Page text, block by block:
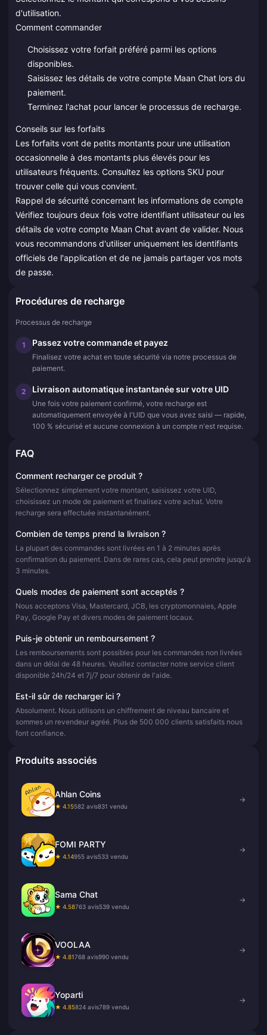
d'utilisation.
Comment commander
Choisissez votre forfait préféré parmi les options
disponibles.
Saisissez les détails de votre compte Maan Chat lors du
paiement.
Terminez l'achat pour lancer le processus de recharge.
Conseils sur les forfaits
Les forfaits vont de petits montants pour une utilisation
occasionnelle à des montants plus élevés pour les
utilisateurs fréquents. Consultez les options SKU pour
trouver celle qui vous convient.
Rappel de sécurité concernant les informations de compte
Vérifiez toujours deux fois votre identifiant utilisateur ou les
détails de votre compte Maan Chat avant de valider. Nous
vous recommandons d'utiliser uniquement les identifiants
officiels de l'application et de ne jamais partager vos mots
de passe.
Procédures de recharge
Processus de recharge
1 Passez votre commande et payez
Finalisez votre achat en toute sécurité via notre processus de
paiement.
2 Livraison automatique instantanée sur votre UID
Une fois votre paiement confirmé, votre recharge est
automatiquement envoyée à l'UID que vous avez saisi — rapide,
100 % sécurisé et aucune connexion à un compte n'est requise.
FAQ
Comment recharger ce produit ?
Sélectionnez simplement votre montant, saisissez votre UID,
choisissez un mode de paiement et finalisez votre achat. Votre
recharge sera effectuée instantanément.
Combien de temps prend la livraison ?
La plupart des commandes sont livrées en 1 à 2 minutes après
confirmation du paiement. Dans de rares cas, cela peut prendre jusqu'à
3 minutes.
Quels modes de paiement sont acceptés ?
Nous acceptons Visa, Mastercard, JCB, les cryptomonnaies, Apple
Pay, Google Pay et divers modes de paiement locaux.
Puis-je obtenir un remboursement ?
Les remboursements sont possibles pour les commandes non livrées
dans un délai de 48 heures. Veuillez contacter notre service client
disponible 24h/24 et 7j/7 pour obtenir de l'aide.
Est-il sûr de recharger ici ?
Absolument. Nous utilisons un chiffrement de niveau bancaire et
sommes un revendeur agréé. Plus de 500 000 clients satisfaits nous
font confiance.
Produits associés
Ahlan Coins
★ 4.15582 avis831 vendu
→
FOMI PARTY
★ 4.14955 avis533 vendu
→
Sama Chat
★ 4.58763 avis539 vendu
→
VOOLAA
★ 4.81768 avis990 vendu
→
Yoparti
★ 4.85824 avis789 vendu
→